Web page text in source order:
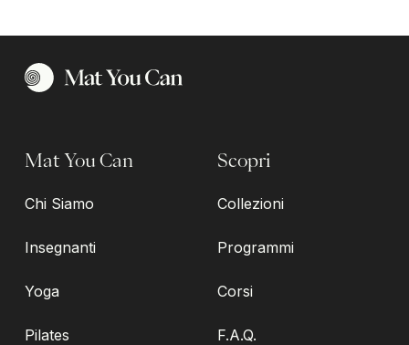
Mat You Can
Chi Siamo
Insegnanti
Yoga
Pilates
Scopri
Collezioni
Programmi
Corsi
F.A.Q.